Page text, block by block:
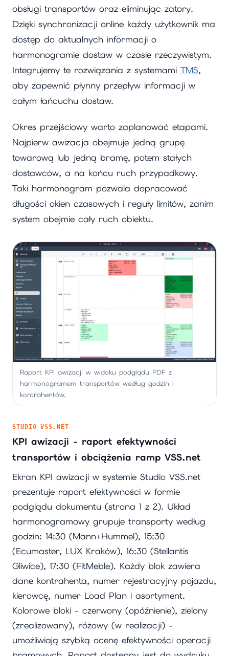
obsługi transportów oraz eliminując zatory.
Dzięki synchronizacji online każdy użytkownik ma
dostęp do aktualnych informacji o
harmonogramie dostaw w czasie rzeczywistym.
Integrujemy te rozwiązania z systemami TMS,
aby zapewnić płynny przepływ informacji w
całym łańcuchu dostaw.
Okres przejściowy warto zaplanować etapami.
Najpierw awizacja obejmuje jedną grupę
towarową lub jedną bramę, potem stałych
dostawców, a na końcu ruch przypadkowy.
Taki harmonogram pozwala dopracować
długości okien czasowych i reguły limitów, zanim
system obejmie cały ruch obiektu.
Raport KPI awizacji w widoku podglądu PDF z
harmonogramem transportów według godzin i
kontrahentów.
STUDIO VSS.NET
KPI awizacji - raport efektywności
transportów i obciążenia ramp VSS.net
Ekran KPI awizacji w systemie Studio VSS.net
prezentuje raport efektywności w formie
podglądu dokumentu (strona 1 z 2). Układ
harmonogramowy grupuje transporty według
godzin: 14:30 (Mann+Hummel), 15:30
(Ecumaster, LUX Kraków), 16:30 (Stellantis
Gliwice), 17:30 (FitMeble). Każdy blok zawiera
dane kontrahenta, numer rejestracyjny pojazdu,
kierowcę, numer Load Plan i asortyment.
Kolorowe bloki - czerwony (opóźnienie), zielony
(zrealizowany), różowy (w realizacji) -
umożliwiają szybką ocenę efektywności operacji